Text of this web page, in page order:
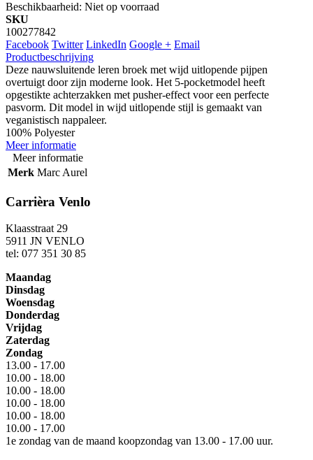
Beschikbaarheid: Niet op voorraad
SKU
100277842
Facebook Twitter LinkedIn Google + Email
Productbeschrijving
Deze nauwsluitende leren broek met wijd uitlopende pijpen
overtuigt door zijn moderne look. Het 5-pocketmodel heeft
opgestikte achterzakken met pusher-effect voor een perfecte
pasvorm. Dit model in wijd uitlopende stijl is gemaakt van
veganistisch nappaleer.
100% Polyester
Meer informatie
Meer informatie
Merk Marc Aurel
Carrièra Venlo
Klaasstraat 29
5911 JN VENLO
tel: 077 351 30 85
Maandag
Dinsdag
Woensdag
Donderdag
Vrijdag
Zaterdag
Zondag
13.00 - 17.00
10.00 - 18.00
10.00 - 18.00
10.00 - 18.00
10.00 - 18.00
10.00 - 17.00
1e zondag van de maand koopzondag van 13.00 - 17.00 uur.